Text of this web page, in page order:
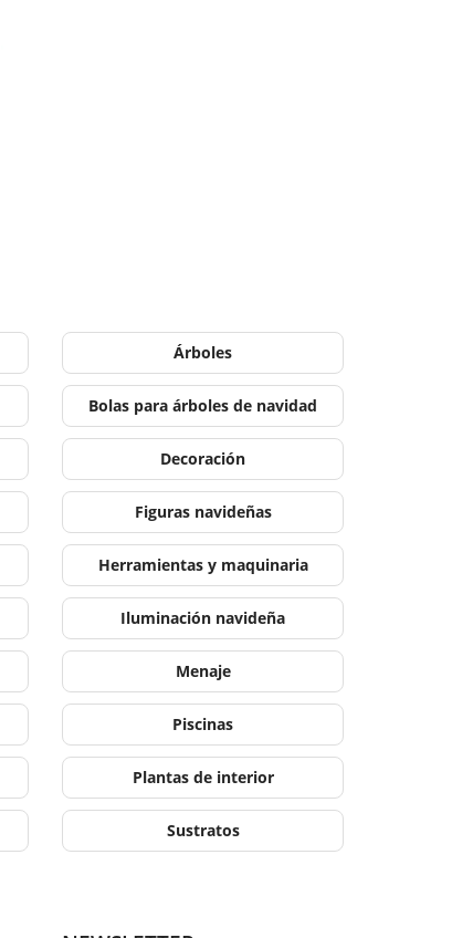
Árboles
Bolas para árboles de navidad
Decoración
Figuras navideñas
Herramientas y maquinaria
Iluminación navideña
Menaje
Piscinas
Plantas de interior
Sustratos